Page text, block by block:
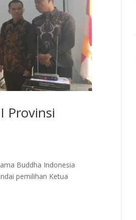
Provinsi
Buddha Indonesia
pemilihan Ketua